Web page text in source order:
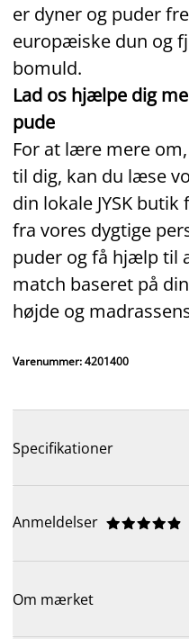
er dyner og puder
europæiske dun og
bomuld.
Lad os hjælpe dig
pude
For at lære mere
til dig, kan du læse
din lokale JYSK
fra vores dygtige
puder og få hjælp til
match baseret på
højde og
Varenummer: 4201400
Specifikationer
Anmeldelser 





Om mærket